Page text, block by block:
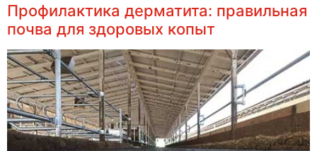
Профилактика дерматита: правильная
почва для здоровых копыт